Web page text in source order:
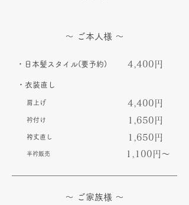
～ ご本人様 ～
・日本髪スタイル(要予約) 4,400円
・​衣装直し
肩上げ
衿付け
袴丈直し
半衿販売
4,400円
1,650円
1,650円
1,100円～
～ ご家族様 ～